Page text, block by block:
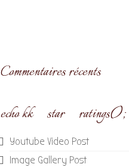
Commentaires récents
echo kk_star_ratings();
Youtube Video Post
Image Gallery Post